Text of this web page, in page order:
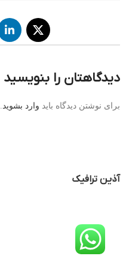
دیدگاهتان را بنویسید
برای نوشتن دیدگاه باید وارد بشوید.
آذین ترافیک